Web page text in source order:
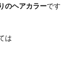
のヘアカラーです
は